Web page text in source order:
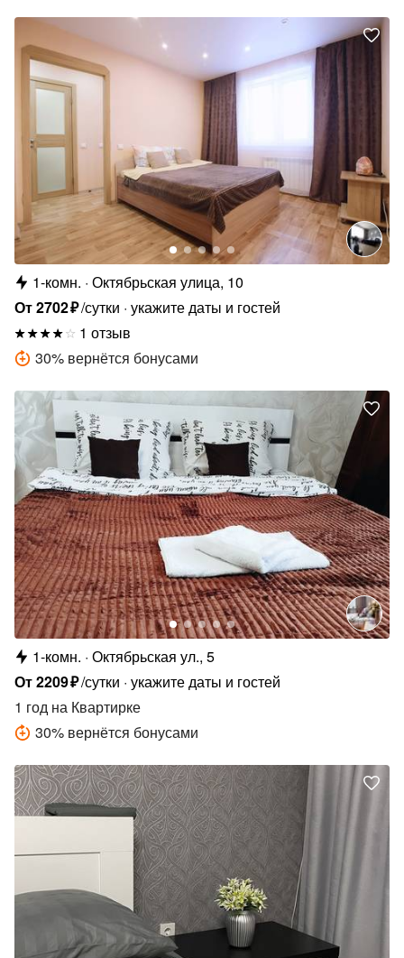
1-комн. Октябрьская улица, 10
От2702₽/сутки укажите даты и гостей
1 отзыв
30% вернётся бонусами
1-комн. Октябрьская ул., 5
От2209₽/сутки укажите даты и гостей
1 год на Квартирке
30% вернётся бонусами